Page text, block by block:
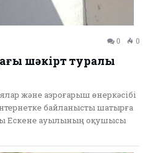
0 0
шәкірт туралы
және аэроғарыш өнеркәсібі
байланысты шатырға
Ескене ауылының оқушысы